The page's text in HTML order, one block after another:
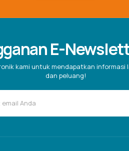
E-
kami untuk mendapatkan
dan peluang!